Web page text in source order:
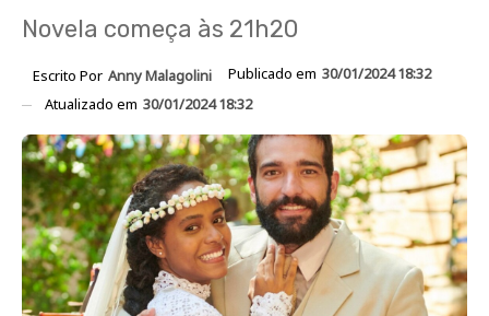
Novela começa às 21h20
Escrito Por Anny Malagolini Publicado em 30/01/2024 18:32
Atualizado em 30/01/2024 18:32